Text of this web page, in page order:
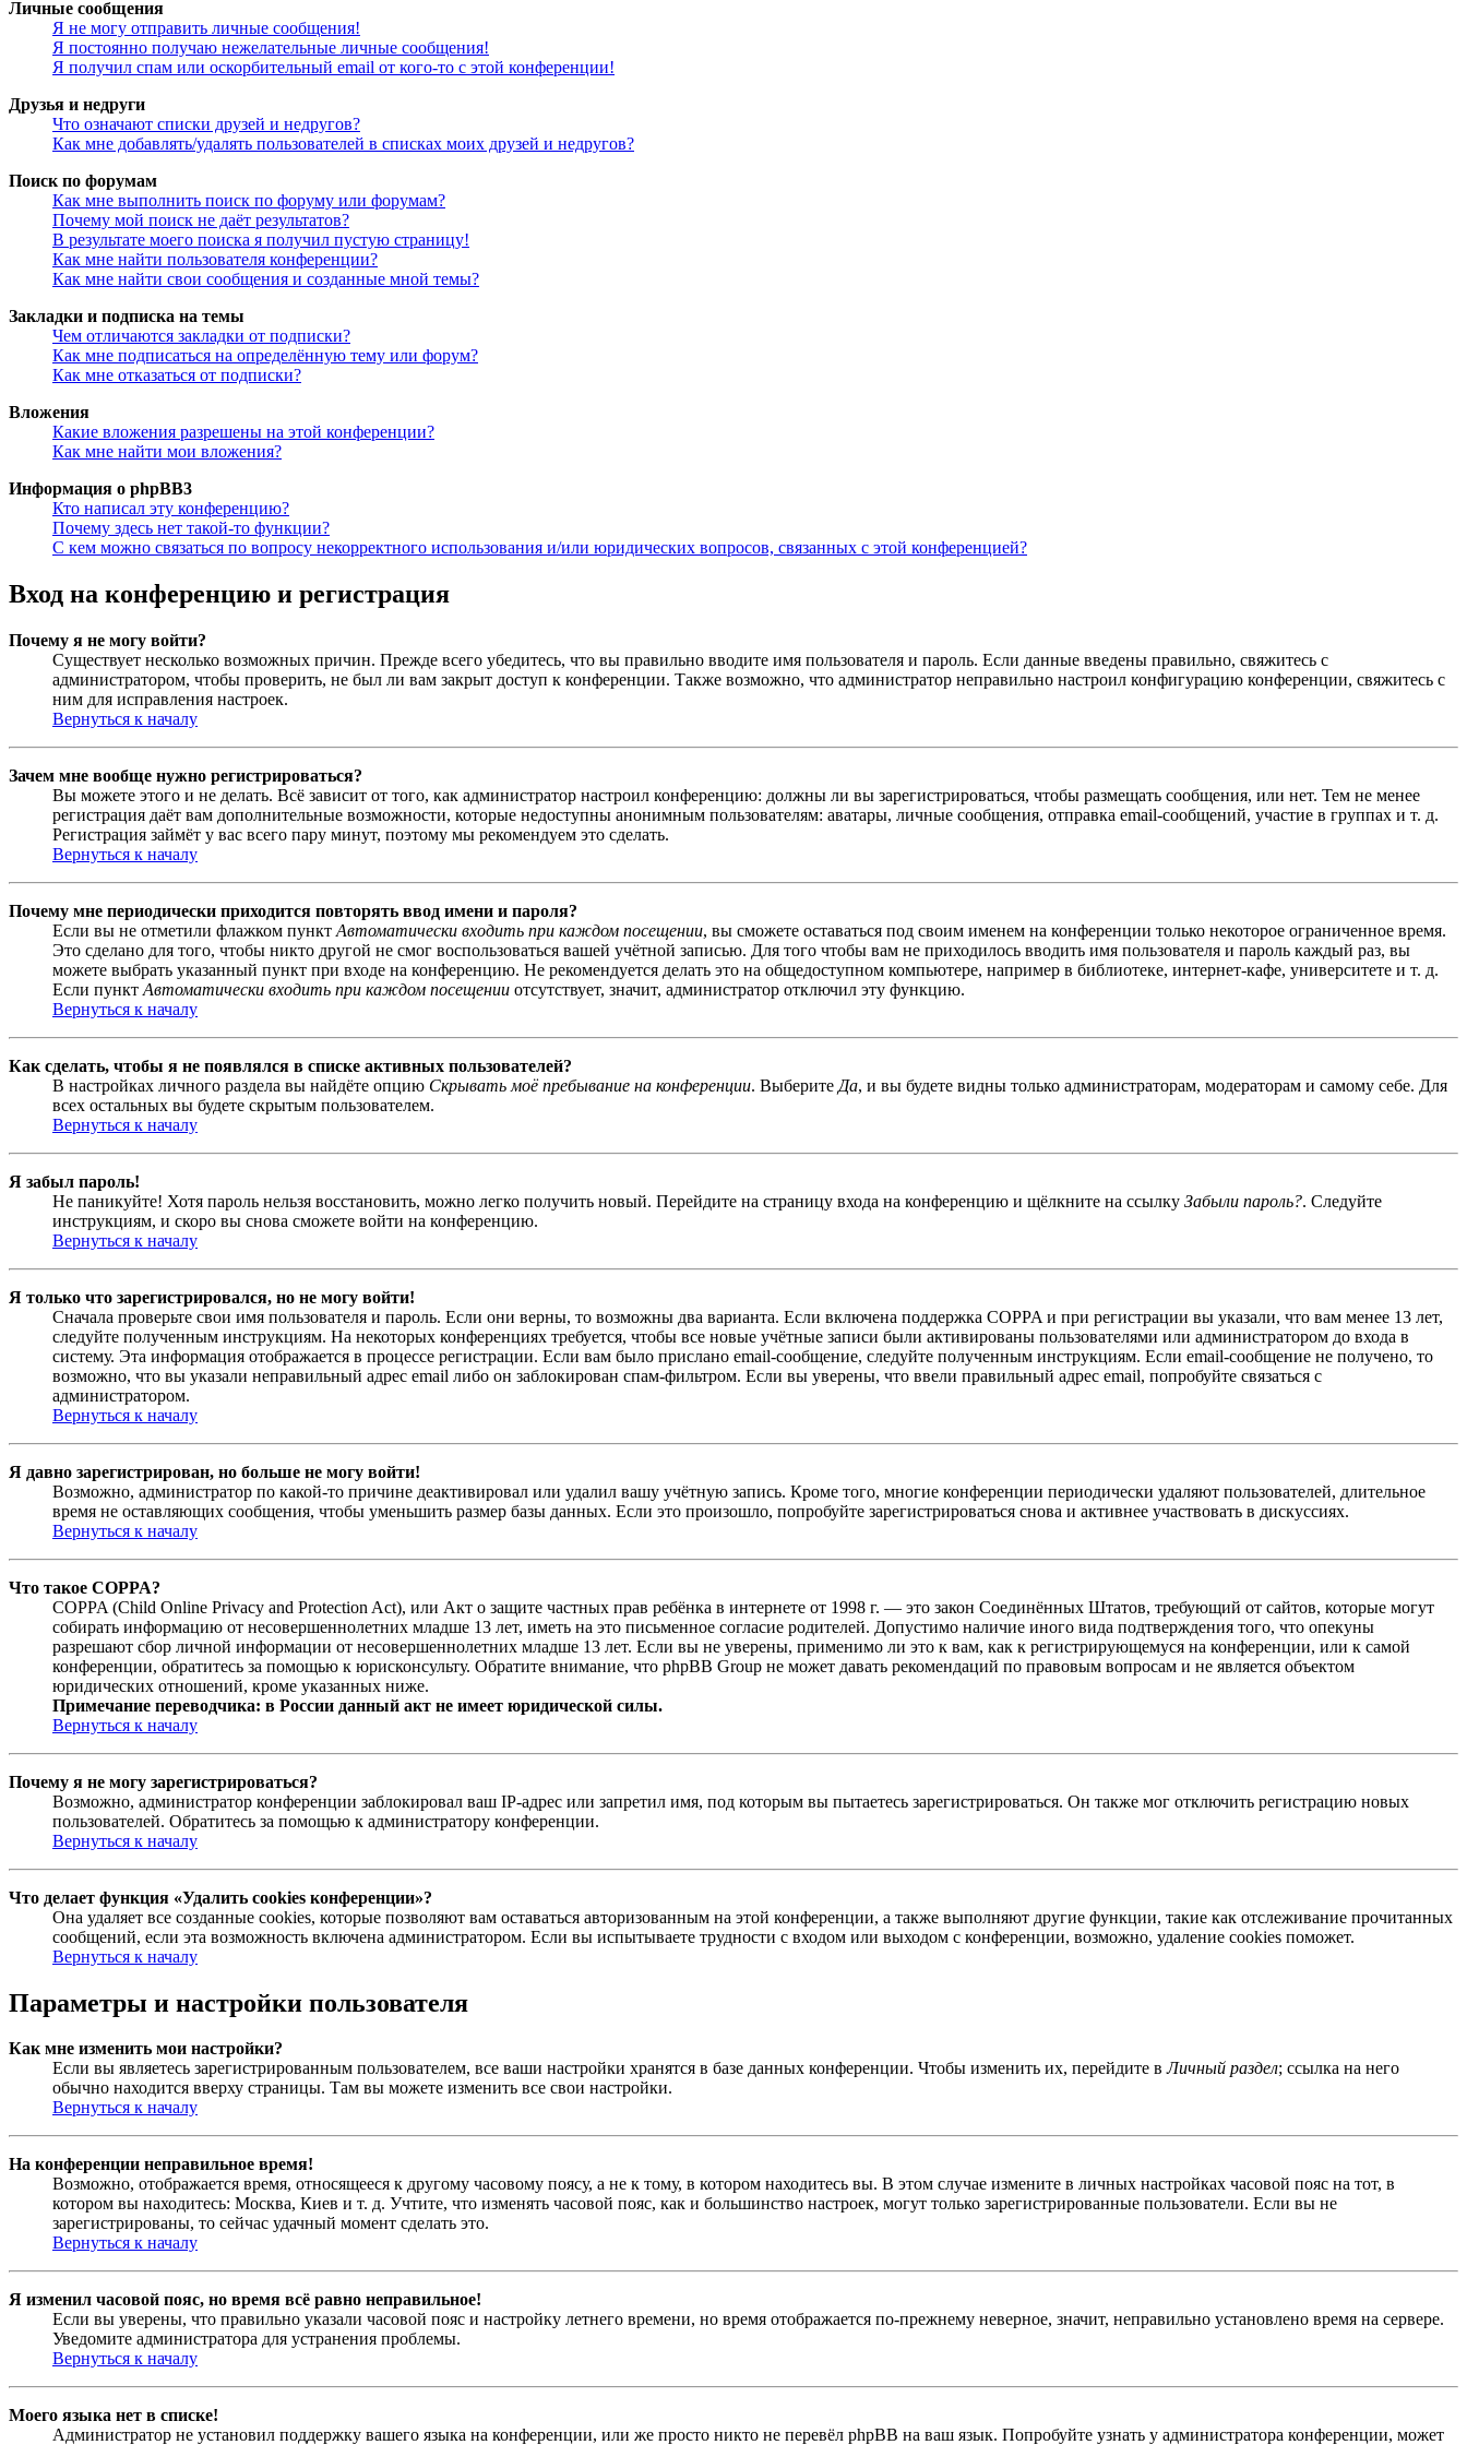
Личные сообщения
Я не могу отправить личные сообщения!
Я постоянно получаю нежелательные личные сообщения!
Я получил спам или оскорбительный email от кого-то с этой конференции!
Друзья и недруги
Что означают списки друзей и недругов?
Как мне добавлять/удалять пользователей в списках моих друзей и недругов?
Поиск по форумам
Как мне выполнить поиск по форуму или форумам?
Почему мой поиск не даёт результатов?
В результате моего поиска я получил пустую страницу!
Как мне найти пользователя конференции?
Как мне найти свои сообщения и созданные мной темы?
Закладки и подписка на темы
Чем отличаются закладки от подписки?
Как мне подписаться на определённую тему или форум?
Как мне отказаться от подписки?
Вложения
Какие вложения разрешены на этой конференции?
Как мне найти мои вложения?
Информация о phpBB3
Кто написал эту конференцию?
Почему здесь нет такой-то функции?
С кем можно связаться по вопросу некорректного использования и/или юридических вопросов, связанных с этой конференцией?
Вход на конференцию и регистрация
Почему я не могу войти?
Существует несколько возможных причин. Прежде всего убедитесь, что вы правильно вводите имя пользователя и пароль. Если данные введены правильно, свяжитесь с
администратором, чтобы проверить, не был ли вам закрыт доступ к конференции. Также возможно, что администратор неправильно настроил конфигурацию конференции, свяжитесь с
ним для исправления настроек.
Вернуться к началу
Зачем мне вообще нужно регистрироваться?
Вы можете этого и не делать. Всё зависит от того, как администратор настроил конференцию: должны ли вы зарегистрироваться, чтобы размещать сообщения, или нет. Тем не менее
регистрация даёт вам дополнительные возможности, которые недоступны анонимным пользователям: аватары, личные сообщения, отправка email-сообщений, участие в группах и т. д.
Регистрация займёт у вас всего пару минут, поэтому мы рекомендуем это сделать.
Вернуться к началу
Почему мне периодически приходится повторять ввод имени и пароля?
Если вы не отметили флажком пункт Автоматически входить при каждом посещении, вы сможете оставаться под своим именем на конференции только некоторое ограниченное время.
Это сделано для того, чтобы никто другой не смог воспользоваться вашей учётной записью. Для того чтобы вам не приходилось вводить имя пользователя и пароль каждый раз, вы
можете выбрать указанный пункт при входе на конференцию. Не рекомендуется делать это на общедоступном компьютере, например в библиотеке, интернет-кафе, университете и т. д.
Если пункт Автоматически входить при каждом посещении отсутствует, значит, администратор отключил эту функцию.
Вернуться к началу
Как сделать, чтобы я не появлялся в списке активных пользователей?
В настройках личного раздела вы найдёте опцию Скрывать моё пребывание на конференции. Выберите Да, и вы будете видны только администраторам, модераторам и самому себе. Для
всех остальных вы будете скрытым пользователем.
Вернуться к началу
Я забыл пароль!
Не паникуйте! Хотя пароль нельзя восстановить, можно легко получить новый. Перейдите на страницу входа на конференцию и щёлкните на ссылку Забыли пароль?. Следуйте
инструкциям, и скоро вы снова сможете войти на конференцию.
Вернуться к началу
Я только что зарегистрировался, но не могу войти!
Сначала проверьте свои имя пользователя и пароль. Если они верны, то возможны два варианта. Если включена поддержка COPPA и при регистрации вы указали, что вам менее 13 лет,
следуйте полученным инструкциям. На некоторых конференциях требуется, чтобы все новые учётные записи были активированы пользователями или администратором до входа в
систему. Эта информация отображается в процессе регистрации. Если вам было прислано email-сообщение, следуйте полученным инструкциям. Если email-сообщение не получено, то
возможно, что вы указали неправильный адрес email либо он заблокирован спам-фильтром. Если вы уверены, что ввели правильный адрес email, попробуйте связаться с
администратором.
Вернуться к началу
Я давно зарегистрирован, но больше не могу войти!
Возможно, администратор по какой-то причине деактивировал или удалил вашу учётную запись. Кроме того, многие конференции периодически удаляют пользователей, длительное
время не оставляющих сообщения, чтобы уменьшить размер базы данных. Если это произошло, попробуйте зарегистрироваться снова и активнее участвовать в дискуссиях.
Вернуться к началу
Что такое COPPA?
COPPA (Child Online Privacy and Protection Act), или Акт о защите частных прав ребёнка в интернете от 1998 г. — это закон Соединённых Штатов, требующий от сайтов, которые могут
собирать информацию от несовершеннолетних младше 13 лет, иметь на это письменное согласие родителей. Допустимо наличие иного вида подтверждения того, что опекуны
разрешают сбор личной информации от несовершеннолетних младше 13 лет. Если вы не уверены, применимо ли это к вам, как к регистрирующемуся на конференции, или к самой
конференции, обратитесь за помощью к юрисконсульту. Обратите внимание, что phpBB Group не может давать рекомендаций по правовым вопросам и не является объектом
юридических отношений, кроме указанных ниже.
Примечание переводчика: в России данный акт не имеет юридической силы.
Вернуться к началу
Почему я не могу зарегистрироваться?
Возможно, администратор конференции заблокировал ваш IP-адрес или запретил имя, под которым вы пытаетесь зарегистрироваться. Он также мог отключить регистрацию новых
пользователей. Обратитесь за помощью к администратору конференции.
Вернуться к началу
Что делает функция «Удалить cookies конференции»?
Она удаляет все созданные cookies, которые позволяют вам оставаться авторизованным на этой конференции, а также выполняют другие функции, такие как отслеживание прочитанных
сообщений, если эта возможность включена администратором. Если вы испытываете трудности с входом или выходом с конференции, возможно, удаление cookies поможет.
Вернуться к началу
Параметры и настройки пользователя
Как мне изменить мои настройки?
Если вы являетесь зарегистрированным пользователем, все ваши настройки хранятся в базе данных конференции. Чтобы изменить их, перейдите вЛичный раздел; ссылка на него
обычно находится вверху страницы. Там вы можете изменить все свои настройки.
Вернуться к началу
На конференции неправильное время!
Возможно, отображается время, относящееся к другому часовому поясу, а не к тому, в котором находитесь вы. В этом случае измените в личных настройках часовой пояс на тот, в
котором вы находитесь: Москва, Киев и т. д. Учтите, что изменять часовой пояс, как и большинство настроек, могут только зарегистрированные пользователи. Если вы не
зарегистрированы, то сейчас удачный момент сделать это.
Вернуться к началу
Я изменил часовой пояс, но время всё равно неправильное!
Если вы уверены, что правильно указали часовой пояс и настройку летнего времени, но время отображается по-прежнему неверное, значит, неправильно установлено время на сервере.
Уведомите администратора для устранения проблемы.
Вернуться к началу
Моего языка нет в списке!
Администратор не установил поддержку вашего языка на конференции, или же просто никто не перевёл phpBB на ваш язык. Попробуйте узнать у администратора конференции, может